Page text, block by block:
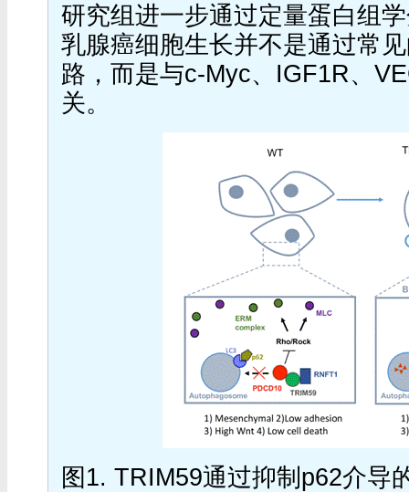
研究组进一步通过定量蛋白组
乳腺癌细胞生长并不是通过常
路，而是与c-Myc、IGF1R、
关。
图1. TRIM59通过抑制p62介导